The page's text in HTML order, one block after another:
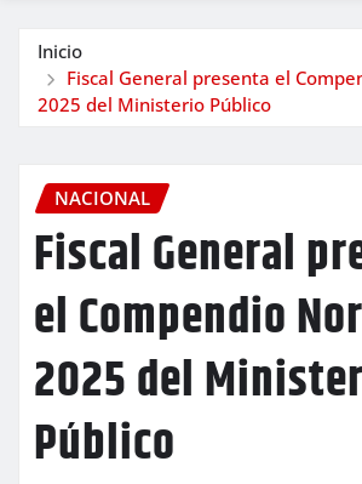
Inicio
Fiscal General presenta el
2025 del Ministerio Público
NACIONAL
Fiscal General
el Compendio
2025 del
Público